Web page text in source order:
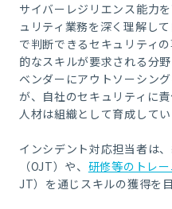
サイバーレジリエンス能力
ュリティ業務を深く理解し
で判断できるセキュリティ
的なスキルが要求される分
ベンダーにアウトソーシン
が、自社のセキュリティに
人材は組織として育成してい
インシデント対応担当者は
（OJT）や、 研修等のトレ
JT）を通じスキルの獲得を目